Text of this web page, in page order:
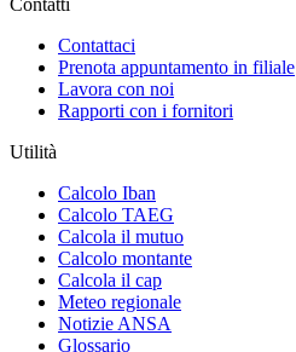
Contatti
Contattaci
Prenota appuntamento in filiale
Lavora con noi
Rapporti con i fornitori
Utilità
Calcolo Iban
Calcolo TAEG
Calcola il mutuo
Calcolo montante
Calcola il cap
Meteo regionale
Notizie ANSA
Glossario